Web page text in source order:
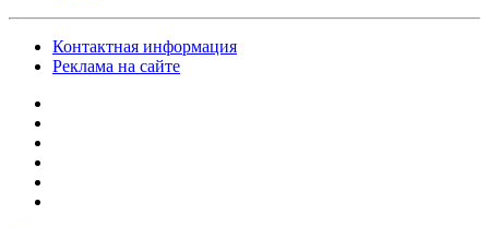
Контактная информация
Реклама на сайте